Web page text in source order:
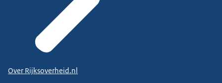
Over Rijksoverheid.nl